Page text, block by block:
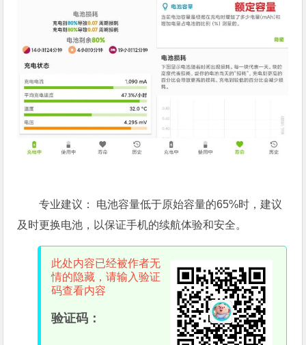
专业建议： 电池容量低于原始容量的65%时，建议
及时更换电池，以保证手机的续航体验和安全。
此处内容已经被作者无
情的隐藏，请输入验证
码查看内容
验证码：